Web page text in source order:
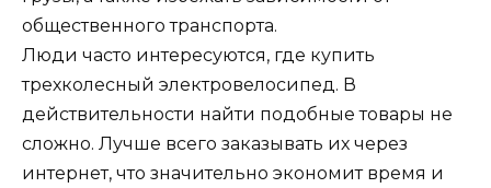
общественного транспорта.
Люди часто интересуются, где купить
трехколесный электровелосипед. В
действительности найти подобные товары не
сложно. Лучше всего заказывать их через
интернет, что значительно экономит время и